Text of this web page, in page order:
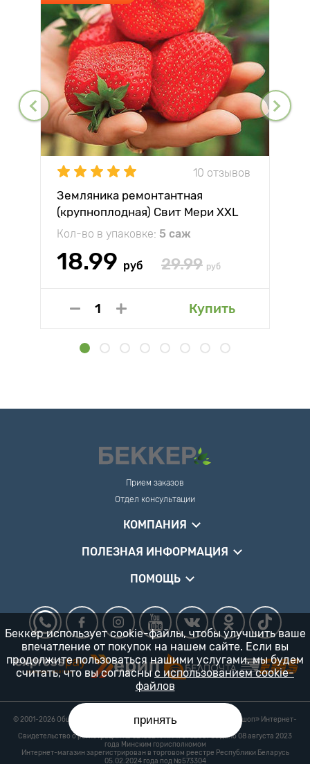
10 отзывов
Земляника ремонтантная
(крупноплодная) Свит Мери XXL
Кол-во в упаковке: 5 саж
18.99 руб 29.99 руб
Купить
Прием заказов
Отдел консультации
КОМПАНИЯ
ПОЛЕЗНАЯ ИНФОРМАЦИЯ
ПОМОЩЬ
© 2001-2026 Общество с ограниченной ответственностью «Гарденшоп» Интернет-
магазин «БЕККЕР™» 24/7
Свидетельство о регистрации № 0218821 УНП 193702687 выдано 08 августа 2023
года Минским горисполкомом
Интернет-магазин зарегистрирован в торговом реестре Республики Беларусь
05.02.2024 года под №573304
Беккер использует cookie-файлы, чтобы улучшить ваше
впечатление от покупок на нашем сайте. Если вы
продолжите пользоваться нашими услугами, мы будем
считать, что вы согласны с использованием cookie-
файлов
принять